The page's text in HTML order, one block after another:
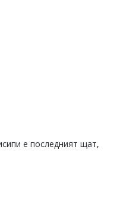
е последният щат,